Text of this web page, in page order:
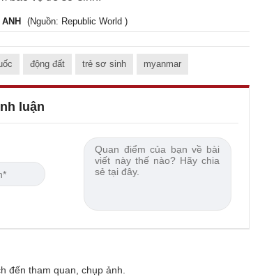
(Nguồn: Republic World )
động đất trẻ sơ sinh myanmar
luận
đến tham quan, chụp ảnh.